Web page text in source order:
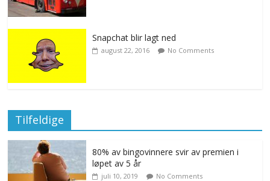
Snapchat blir lagt ned
august 22, 2016 No Comments
Tilfeldige
80% av bingovinnere svir av premien i
løpet av 5 år
juli 10, 2019 No Comments